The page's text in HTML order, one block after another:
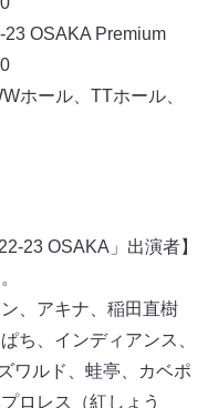
区大阪城3−1）
ホール、TTホール、
城3−6）
なります。
OSAKA Light
ホール、TTホール、